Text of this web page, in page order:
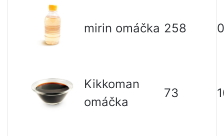
mirin omáčka 258
Kikkoman
omáčka
73